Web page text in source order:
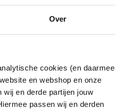
Over
cookies (en daarmee
en webshop en onze
en derde partijen jouw
passen wij en derden